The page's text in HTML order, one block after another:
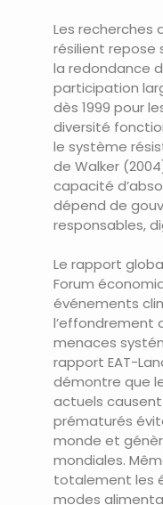
Les recherches
résilient repose
la redondance
participation
dès 1999 pour
diversité
le système
de Walker
capacité
dépend de
responsables,
Le rapport
Forum
événements
l’effondrement
menaces
rapport EAT-
démontre que
actuels causent
prématurés
monde et
mondiales.
totalement les
modes